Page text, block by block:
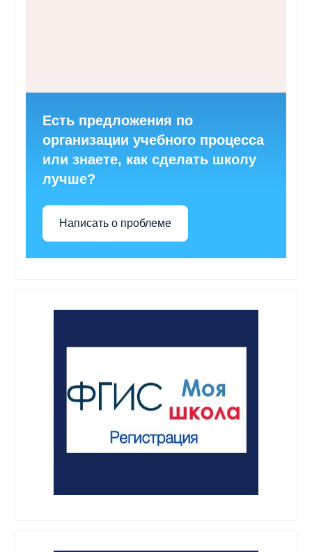
Есть предложения по
организации учебного процесса
или знаете, как сделать школу
лучше?
Написать о проблеме